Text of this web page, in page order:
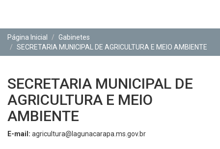
Página Inicial
Gabinetes
SECRETARIA MUNICIPAL DE AGRICULTURA E MEIO AMBIENTE
SECRETARIA MUNICIPAL DE
AGRICULTURA E MEIO
AMBIENTE
E-mail: agricultura@lagunacarapa.ms.gov.br